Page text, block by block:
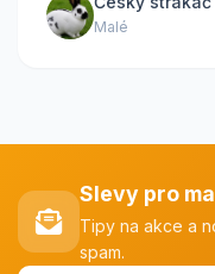
Malé
Slevy pro
Tipy na akce a
spam.